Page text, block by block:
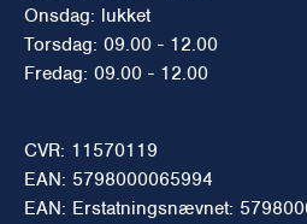
Onsdag: lukket
Torsdag: 09.00 - 12.00
Fredag: 09.00 - 12.00
CVR: 11570119
EAN: 5798000065994
EAN: Erstatningsnævnet: